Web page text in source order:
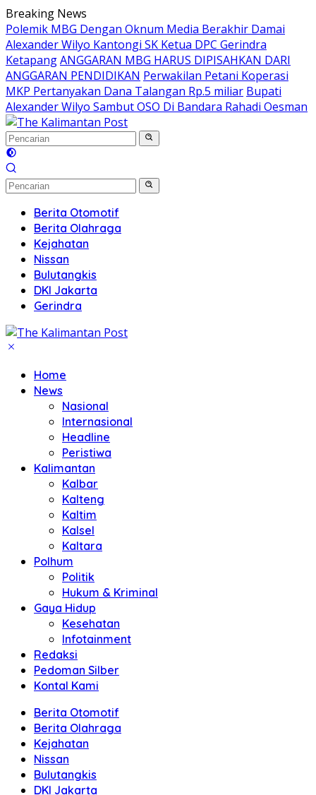
Langsung
ke
konten
Breaking News
Polemik MBG Dengan Oknum Media Berakhir Damai
Alexander Wilyo Kantongi SK Ketua DPC Gerindra
KetapangANGGARAN MBG HARUS DIPISAHKAN DARI
ANGGARAN PENDIDIKAN Perwakilan Petani Koperasi
MKP Pertanyakan Dana Talangan Rp.5 miliar Bupati
Alexander Wilyo Sambut OSO Di Bandara Rahadi Oesman
Berita Otomotif
Berita Olahraga
Kejahatan
Nissan
Bulutangkis
DKI Jakarta
Gerindra
Home
News
Nasional
Internasional
Headline
Peristiwa
Kalimantan
Kalbar
Kalteng
Kaltim
Kalsel
Kaltara
Polhum
Politik
Hukum & Kriminal
Gaya Hidup
Kesehatan
Infotainment
Redaksi
Pedoman Silber
Kontal Kami
Berita Otomotif
Berita Olahraga
Kejahatan
Nissan
Bulutangkis
DKI Jakarta